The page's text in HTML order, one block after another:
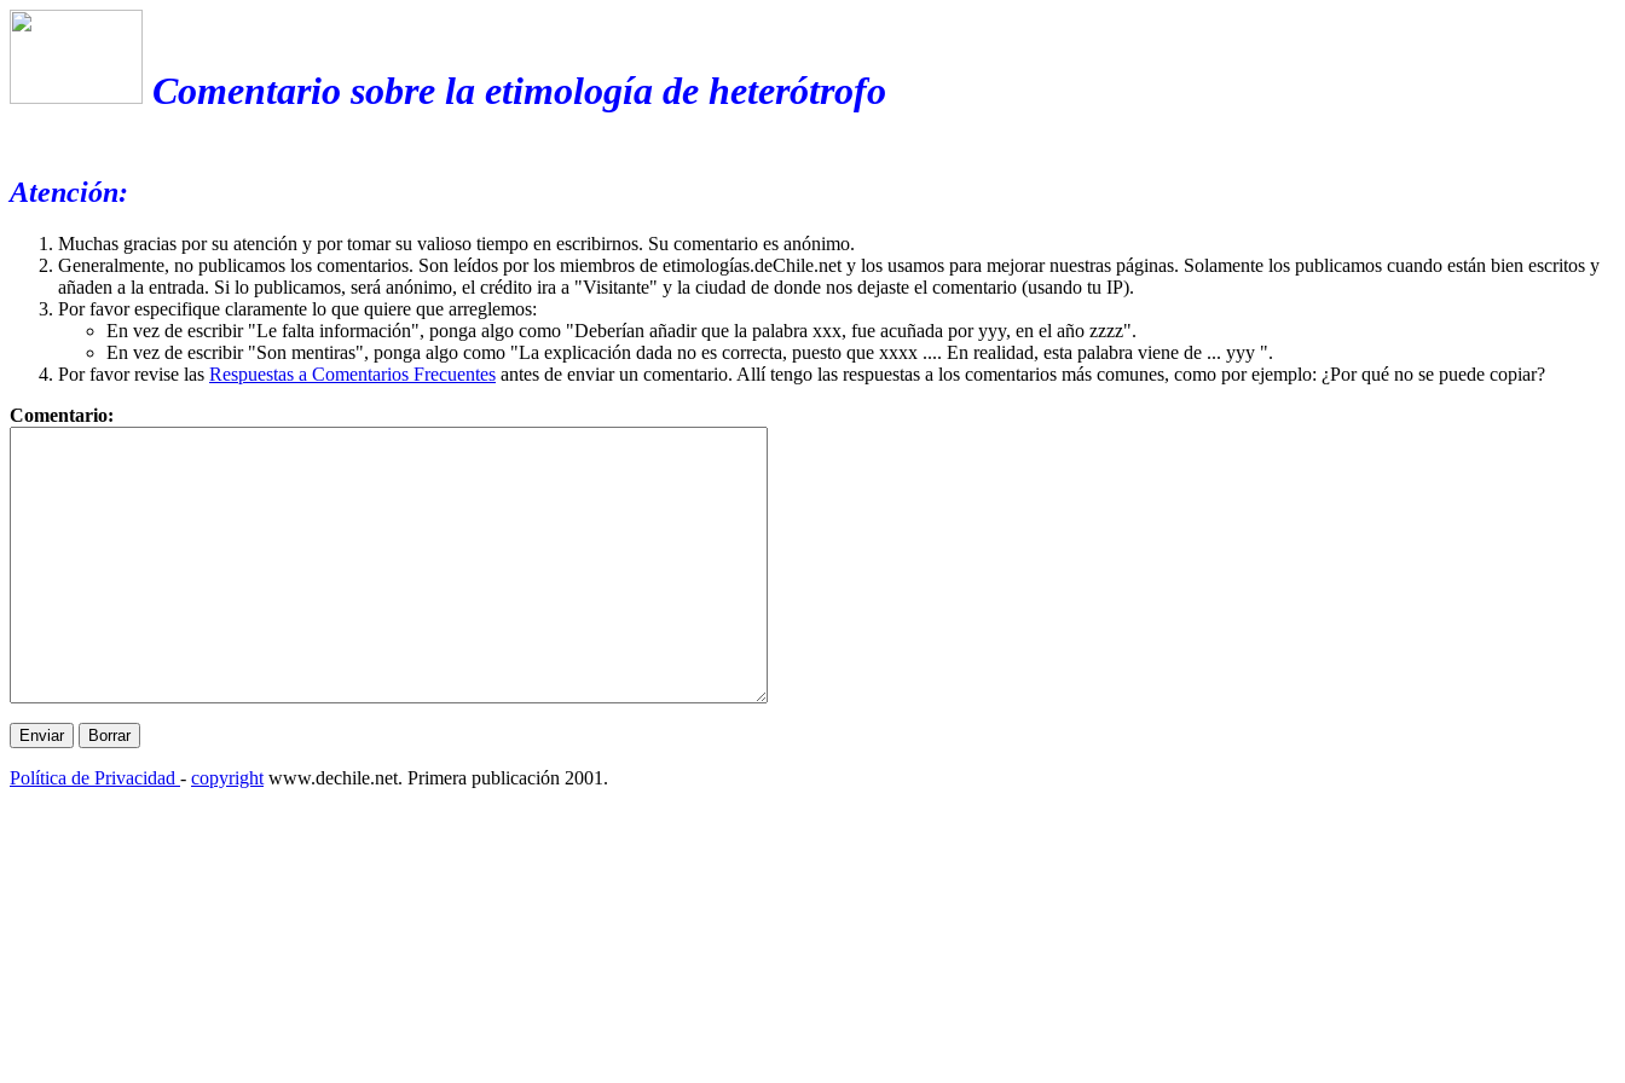
Comentario sobre la etimología de heterótrofo
Atención:
Muchas gracias por su atención y por tomar su valioso tiempo en escribirnos. Su comentario es anónimo.
Generalmente, no publicamos los comentarios. Son leídos por los miembros de etimologías.deChile.net y los usamos para mejorar nuestras páginas. Solamente los publicamos cuando están bien escritos y
añaden a la entrada. Si lo publicamos, será anónimo, el crédito ira a "Visitante" y la ciudad de donde nos dejaste el comentario (usando tu IP).
Por favor especifique claramente lo que quiere que arreglemos:
En vez de escribir "Le falta información", ponga algo como "Deberían añadir que la palabra xxx, fue acuñada por yyy, en el año zzzz".
En vez de escribir "Son mentiras", ponga algo como "La explicación dada no es correcta, puesto que xxxx .... En realidad, esta palabra viene de ... yyy ".
Por favor revise las Respuestas a Comentarios Frecuentes antes de enviar un comentario. Allí tengo las respuestas a los comentarios más comunes, como por ejemplo: ¿Por qué no se puede copiar?
Comentario:
Política de Privacidad - copyright www.dechile.net. Primera publicación 2001.